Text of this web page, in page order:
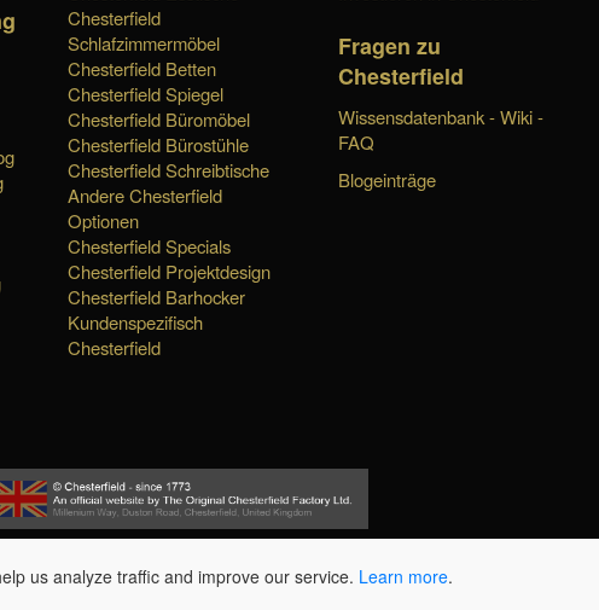
Chesterfield
Schlafzimmermöbel
Chesterfield Betten
Chesterfield Spiegel
Chesterfield Büromöbel
Chesterfield Bürostühle
Chesterfield Schreibtische
Andere Chesterfield
Optionen
Chesterfield Specials
Chesterfield Projektdesign
Chesterfield Barhocker
Kundenspezifisch
Chesterfield
Fragen zu
Chesterfield
Wissensdatenbank - Wiki -
FAQ
Blogeinträge
/ Términos y condiciones / Conditions générales
us analyze traffic and improve our service. Learn more.